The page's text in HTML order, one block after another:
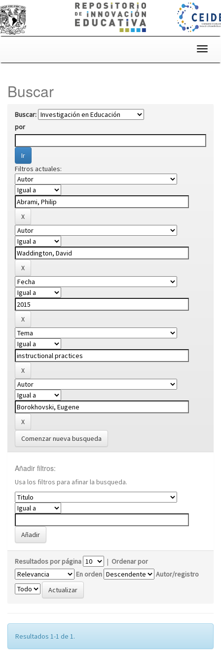
Buscar
Buscar:
por
Filtros actuales:
Comenzar nueva busqueda
Añadir filtros:
Usa los filtros para afinar la busqueda.
Resultados por página | Ordenar por
En orden
Autor/registro
Resultados 1-1 de 1.